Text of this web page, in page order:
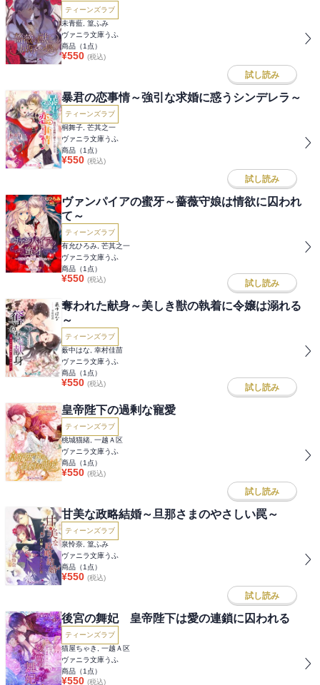
ティーンズラブ
未青藍, 篁ふみ
ヴァニラ文庫うふ
商品（1 点）
¥550 (税込)
試し読み
暴君の恋事情～強引な求婚に惑うシンデレラ～
ティーンズラブ
桐舞子, 芒其之一
ヴァニラ文庫うふ
商品（1 点）
¥550 (税込)
試し読み
ヴァンパイアの蜜牙～薔薇守娘は情欲に囚われ
て～
ティーンズラブ
有允ひろみ, 芒其之一
ヴァニラ文庫うふ
商品（1 点）
¥550 (税込) 試し読み
奪われた献身～美しき獣の執着に令嬢は溺れる
～
ティーンズラブ
薮中はな, 幸村佳苗
ヴァニラ文庫うふ
商品（1 点）
¥550 (税込) 試し読み
皇帝陛下の過剰な寵愛
ティーンズラブ
桃城猫緒, 一越Ａ区
ヴァニラ文庫うふ
商品（1 点）
¥550 (税込)
試し読み
甘美な政略結婚～旦那さまのやさしい罠～
ティーンズラブ
泉怜奈, 篁ふみ
ヴァニラ文庫うふ
商品（1 点）
¥550 (税込)
試し読み
後宮の舞妃 皇帝陛下は愛の連鎖に囚われる
ティーンズラブ
猫屋ちゃき, 一越Ａ区
ヴァニラ文庫うふ
商品（1 点）
¥550 (税込)